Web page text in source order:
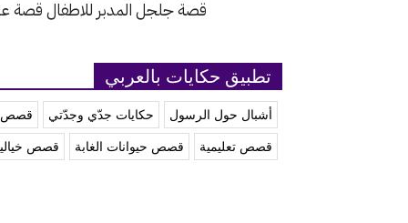
قصة جلجل المدبر للاطفال قصة
تطبيق حكايات بالعربي
أشبال حول الرسول حكايات جدّي وجدّتي قصص
قصص تعليمية قصص حيوانات الغابة قصص